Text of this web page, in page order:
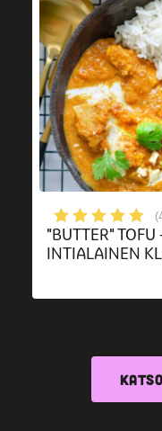
"BUTTER" TOFU
INTIALAINEN